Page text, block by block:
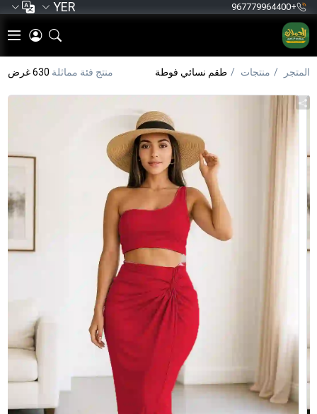
+967779964400
YER
المتجر منتجات طقم نسائي فوطة منتج فئة مماثلة 630 غرض